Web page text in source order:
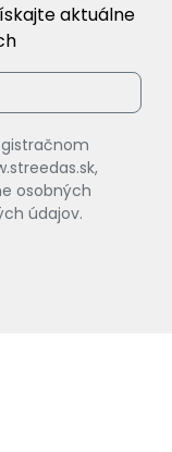
aktuálne
osobných
údajov.